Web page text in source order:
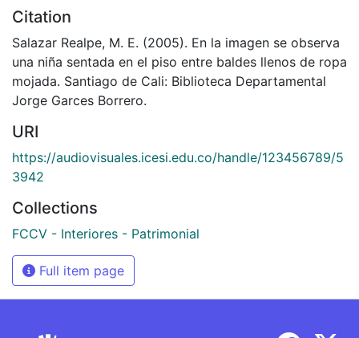
Citation
Salazar Realpe, M. E. (2005). En la imagen se observa
una niña sentada en el piso entre baldes llenos de ropa
mojada. Santiago de Cali: Biblioteca Departamental
Jorge Garces Borrero.
URI
https://audiovisuales.icesi.edu.co/handle/123456789/5
3942
Collections
FCCV - Interiores - Patrimonial
Full item page